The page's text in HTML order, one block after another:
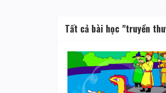
Tất cả bài học "truyền